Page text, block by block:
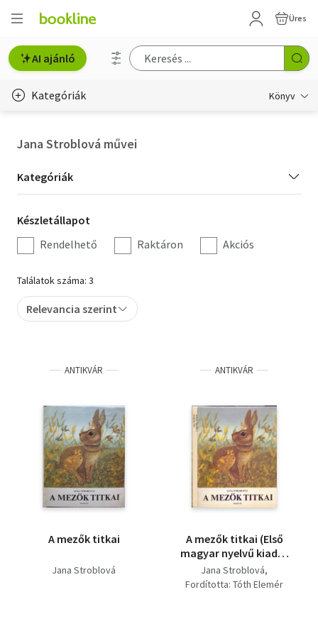
Üres
AI ajánló
Kategóriák Könyv
Hobbi, szabadidő
Irodalom
Művészet
Szakkönyv
Tankönyv, segédkönyv
Társadalomtudomány
Természettudomány
Történelem
Jana Stroblová művei
Kategória
szűrés
Kategóriák
Készletállapot
szűrés
Készletállapot
Rendelhető
Raktáron Akciós
Találatok száma: 3
Relevancia szerint
ANTIKVÁR
A mezők titkai
Jana Stroblová
ANTIKVÁR
A mezők titkai (Első
magyar nyelvű kiadás
- Jan Kudlácek és Julie
Svobodová
Jana Stroblová
Fordította: Tóth Elemér